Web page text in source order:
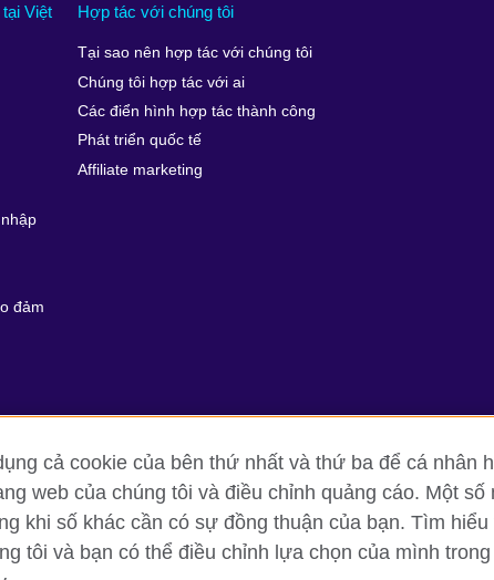
Việt
đảm
Hợp tác với chúng tôi
Tại sao nên hợp tác với chúng tôi
Chúng tôi hợp tác với ai
Các điển hình hợp tác thành công
Phát triển quốc tế
Affiliate marketing
Bảo mật thông tin và quy định sử dụng Cookie Sơ đồ trang
cả cookie của bên thứ nhất và thứ ba để cá nhân
web của chúng tôi và điều chỉnh quảng cáo. Một
khi số khác cần có sự đồng thuận của bạn. Tìm
tôi và bạn có thể điều chỉnh lựa chọn của mình